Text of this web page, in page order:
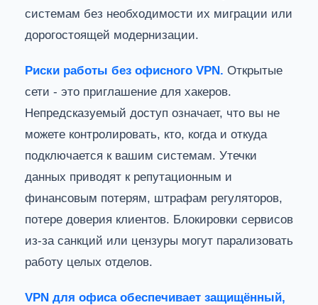
системам без необходимости их миграции или
дорогостоящей модернизации.
Риски работы без офисного VPN. Открытые
сети - это приглашение для хакеров.
Непредсказуемый доступ означает, что вы не
можете контролировать, кто, когда и откуда
подключается к вашим системам. Утечки
данных приводят к репутационным и
финансовым потерям, штрафам регуляторов,
потере доверия клиентов. Блокировки сервисов
из-за санкций или цензуры могут парализовать
работу целых отделов.
VPN для офиса обеспечивает защищённый,